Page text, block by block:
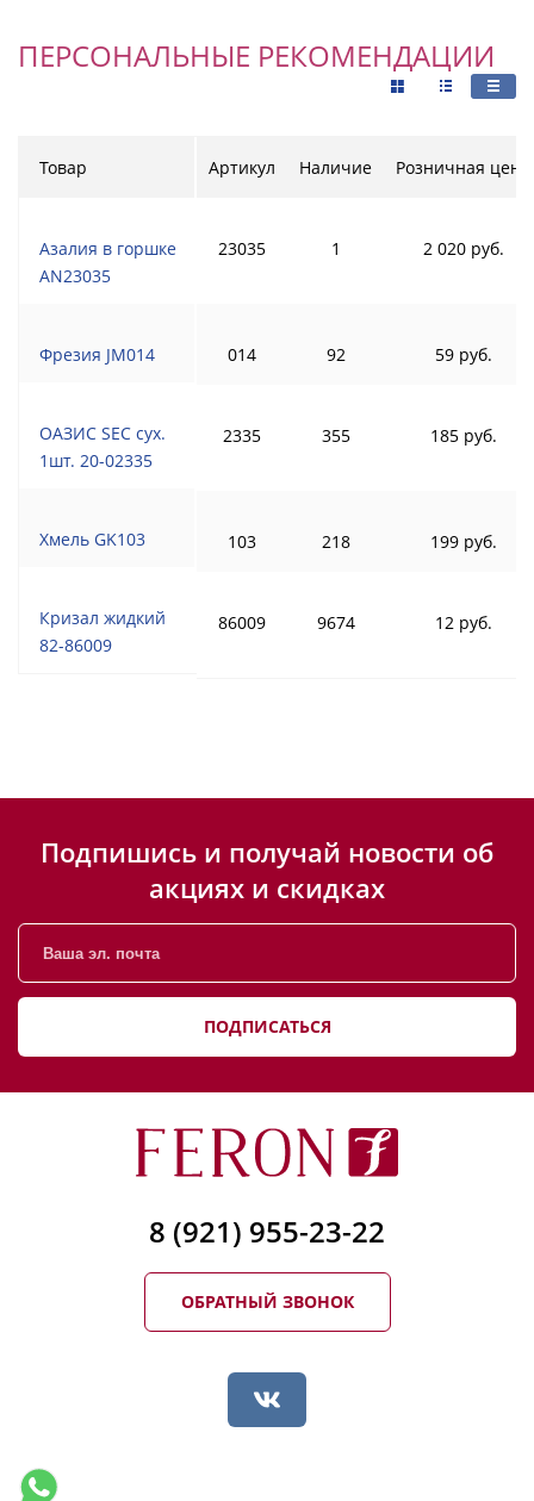
ПЕРСОНАЛЬНЫЕ РЕКОМЕНДАЦИИ
Товар
Азалия в горшке
AN23035
Фрезия JM014
ОАЗИС SEC сух.
1шт. 20-02335
Хмель GK103
Кризал жидкий
82-86009
Артикул Наличие Розничная цена
23035 1 2 020 руб.
014 92 59 руб.
2335 355 185 руб.
103 218 199 руб.
86009 9674 12 руб.
Подпишись и получай новости об
акциях и скидках
ПОДПИСАТЬСЯ
8 (921) 955-23-22
ОБРАТНЫЙ ЗВОНОК